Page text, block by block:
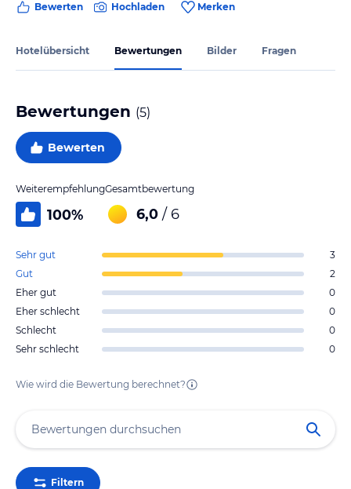
Bewerten Hochladen Merken
Hotelübersicht Bewertungen Bilder Fragen
Bewertungen (5)
Bewerten
Weiterempfehlung
100%
Gesamtbewertung
6,0 / 6
Sehr gut
3
Gut
2
Eher gut
0
Eher schlecht
0
Schlecht
0
Sehr schlecht
0
Wie wird die Bewertung berechnet?
Filtern